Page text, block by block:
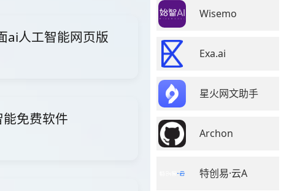
ai人工智能网页版
免费软件
Wisemo
Exa.ai
星火网文助手
Archon
特创易·云A